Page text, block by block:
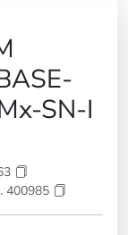
SN-I
400985